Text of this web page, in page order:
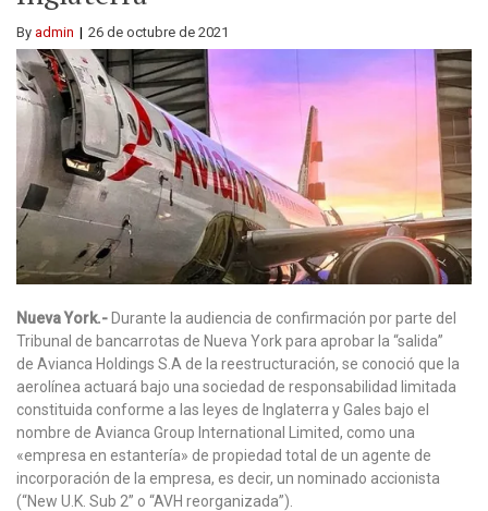
By admin 26 de octubre de 2021
Nueva York.- Durante la audiencia de confirmación por parte del
Tribunal de bancarrotas de Nueva York para aprobar la “salida”
de Avianca Holdings S.A de la reestructuración, se conoció que la
aerolínea actuará bajo una sociedad de responsabilidad limitada
constituida conforme a las leyes de Inglaterra y Gales bajo el
nombre de Avianca Group International Limited, como una
«empresa en estantería» de propiedad total de un agente de
incorporación de la empresa, es decir, un nominado accionista
(“New U.K. Sub 2” o “AVH reorganizada”).